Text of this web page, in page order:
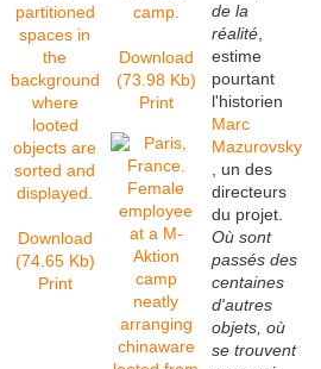
Download
(74.65 Kb)
Print
Download
(73.98 Kb)
Print
de la
réalité
estime
pourtant
l'historien
Marc
Mazurovsky
, un des
directeurs
du projet.
Où sont
passés des
centaines
d'autres
objets, où
se trouvent